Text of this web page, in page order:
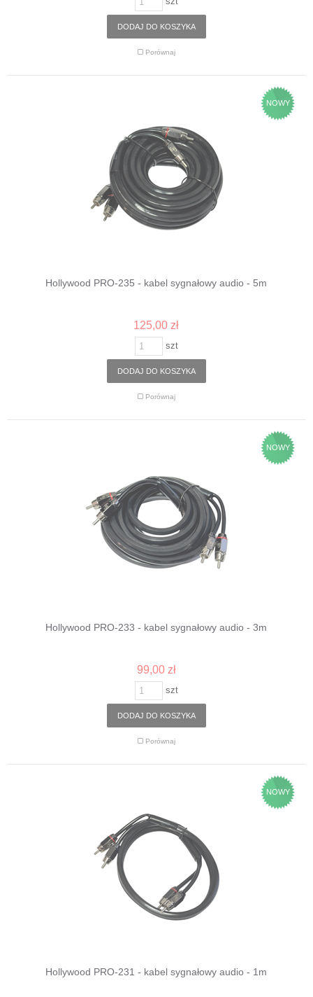
DODAJ DO KOSZYKA
Porównaj
NOWY
Hollywood PRO-235 - kabel sygnałowy audio - 5m
125,00 zł
szt
DODAJ DO KOSZYKA
Porównaj
NOWY
Hollywood PRO-233 - kabel sygnałowy audio - 3m
99,00 zł
szt
DODAJ DO KOSZYKA
Porównaj
NOWY
Hollywood PRO-231 - kabel sygnałowy audio - 1m